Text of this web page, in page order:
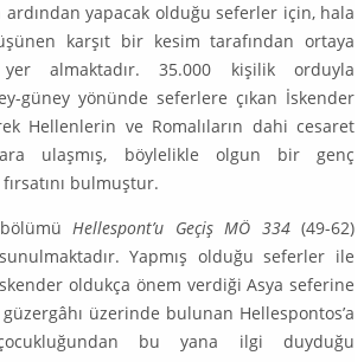
ardından yapacak olduğu seferler için, hala
karşıt bir kesim tarafından ortaya
almaktadır. 35.000 kişilik orduyla
güney yö­nünde seferlere çıkan İskender
Hellenlerin ve Romalıların dahi cesaret
ulaşmış, böylelikle olgun bir genç
bulmuştur.
Hellespont’u Geçiş MÖ 334(49-62)
Yapmış olduğu seferler ile
oldukça önem verdiği Asya seferine
üzerinde bulunan Hellespontos’a
bu yana ilgi duyduğu